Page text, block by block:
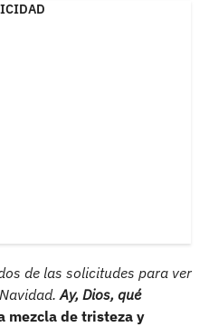
de las solicitudes para ver
Ay, Dios, qué
mezcla de tristeza y